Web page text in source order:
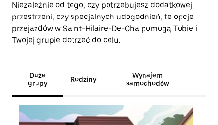
Niezależnie od tego, czy potrzebujesz dodatkowej
przestrzeni, czy specjalnych udogodnień, te opcje
przejazdów w Saint-Hilaire-De-Cha pomogą Tobie i
Twojej grupie dotrzeć do celu.
Duże
grupy
Rodziny
Wynajem
samochodów